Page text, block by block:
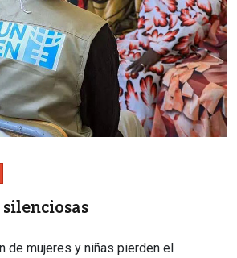
de mujeres y niñas pierden el